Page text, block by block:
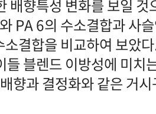
배향특성 변화를 보일 것
PA 6의 수소결합과 사
결합을 비교하여 보았
들 블렌드 이방성에 미치
향과 결정화와 같은 거